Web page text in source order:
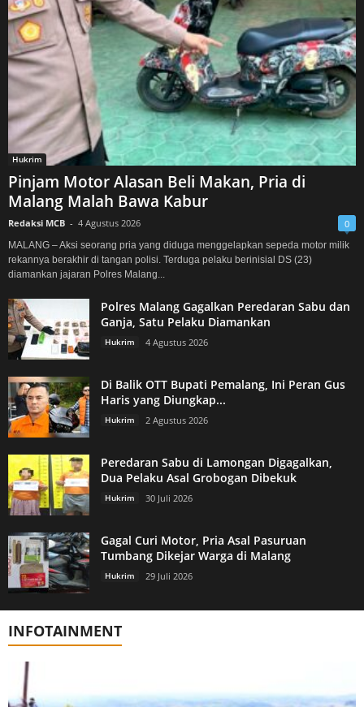
Hukrim
Pinjam Motor Alasan Beli Makan, Pria di
Malang Malah Bawa Kabur
Redaksi MCB - 4 Agustus 2026 0
MALANG – Aksi seorang pria yang diduga menggelapkan sepeda motor milik
rekannya berakhir di tangan polisi. Terduga pelaku berinisial DS (23)
diamankan jajaran Polres Malang...
Polres Malang Gagalkan Peredaran Sabu dan
Ganja, Satu Pelaku Diamankan
Hukrim 4 Agustus 2026
Di Balik OTT Bupati Pemalang, Ini Peran Gus
Haris yang Diungkap...
Hukrim 2 Agustus 2026
Peredaran Sabu di Lamongan Digagalkan,
Dua Pelaku Asal Grobogan Dibekuk
Hukrim 30 Juli 2026
Gagal Curi Motor, Pria Asal Pasuruan
Tumbang Dikejar Warga di Malang
Hukrim 29 Juli 2026
INFOTAINMENT